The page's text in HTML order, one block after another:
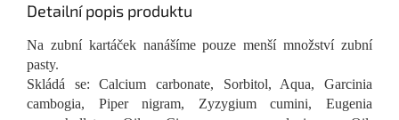
Detailní popis produktu
Na zubní kartáček nanášíme pouze menší množství zubní
pasty.
Skládá se: Calcium carbonate, Sorbitol, Aqua, Garcinia
cambogia, Piper nigram, Zyzygium cumini, Eugenia